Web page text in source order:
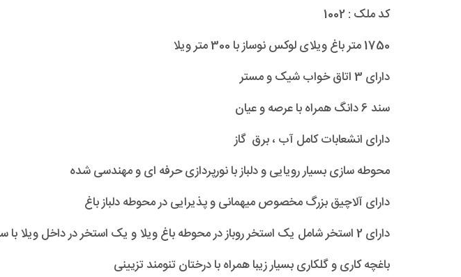
کد ملک : 1002
1750 متر باغ ویلای لوکس نوساز با 300 متر ویلا
دارای 3 اتاق خواب شیک و مستر
سند 6 دانگ همراه با عرصه و عیان
دارای انشعابات کامل آب ، برق گاز
محوطه سازی بسیار رویایی و دلباز با نورپردازی حرفه ای و مهندسی شده
دارای آلاچیق بزرگ مخصوص میهمانی و پذیرایی در محوطه دلباز باغ
دارای 2 استخر شامل یک استخر روباز در محوطه باغ ویلا و یک استخر در داخل ویلا با سونا و جکوزی با 2 موتور خانه مجزا
باغچه کاری و گلکاری بسیار زیبا همراه با درختان تنومند تزیینی